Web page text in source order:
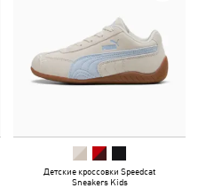
Детские кроссовки Speedcat
Sneakers Kids